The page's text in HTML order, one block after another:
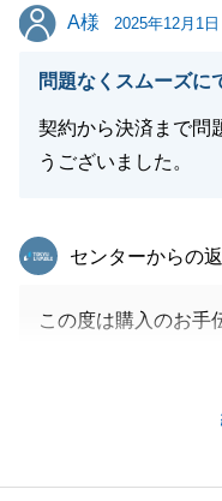
A様
A様 2025年12月1日
問題なくスムーズに
契約から決済まで問
うございました。
東急リバブル
センターからの
この度は購入のお手
ていくことができま
今後とも不動産に関
絡下さい。引き続き